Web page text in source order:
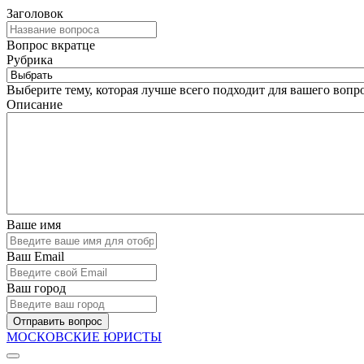
Заголовок
Вопрос вкратце
Рубрика
Выберите тему, которая лучше всего подходит для вашего
Описание
Ваше имя
Ваш Email
Ваш город
Отправить вопрос
МОСКОВСКИЕ ЮРИСТЫ